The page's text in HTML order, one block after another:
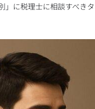
」に税理士に相談すべき